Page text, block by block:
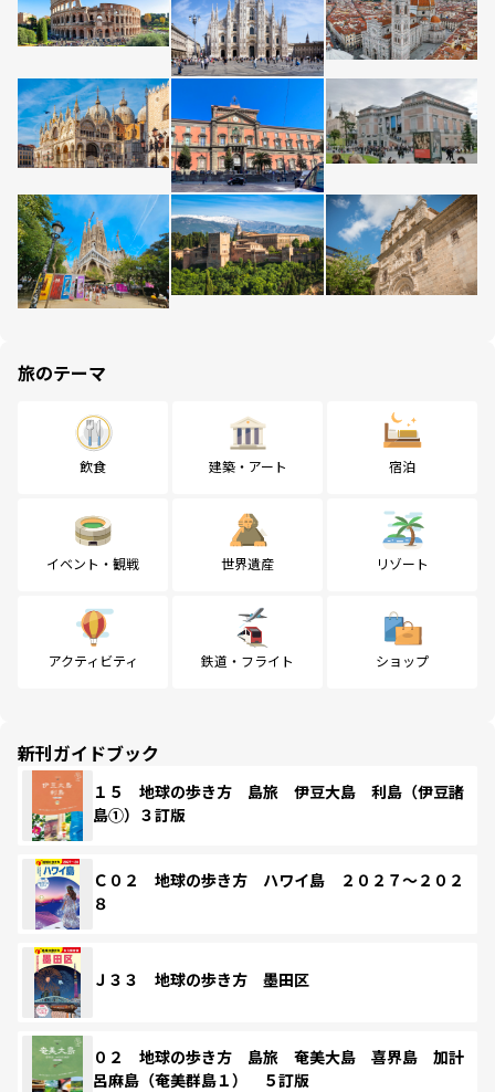
旅のテーマ
飲食 建築・アート 宿泊
イベント・観戦 世界遺産 リゾート
アクティビティ 鉄道・フライト ショップ
新刊ガイドブック
１５ 地球の歩き方 島旅 伊豆大島 利島（伊豆諸
島①）３訂版
Ｃ０２ 地球の歩き方 ハワイ島 ２０２７～２０２
８
Ｊ３３ 地球の歩き方 墨田区
０２ 地球の歩き方 島旅 奄美大島 喜界島 加計
呂麻島（奄美群島１） ５訂版